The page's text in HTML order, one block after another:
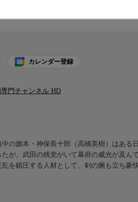
カレンダー登録
専門チャンネル HD
の旗本・神保長十郎（高橋英樹）はある
が、武田の残党がいて幕府の威光が及ん
を鎮圧する人材として、剣の腕も立ち豪